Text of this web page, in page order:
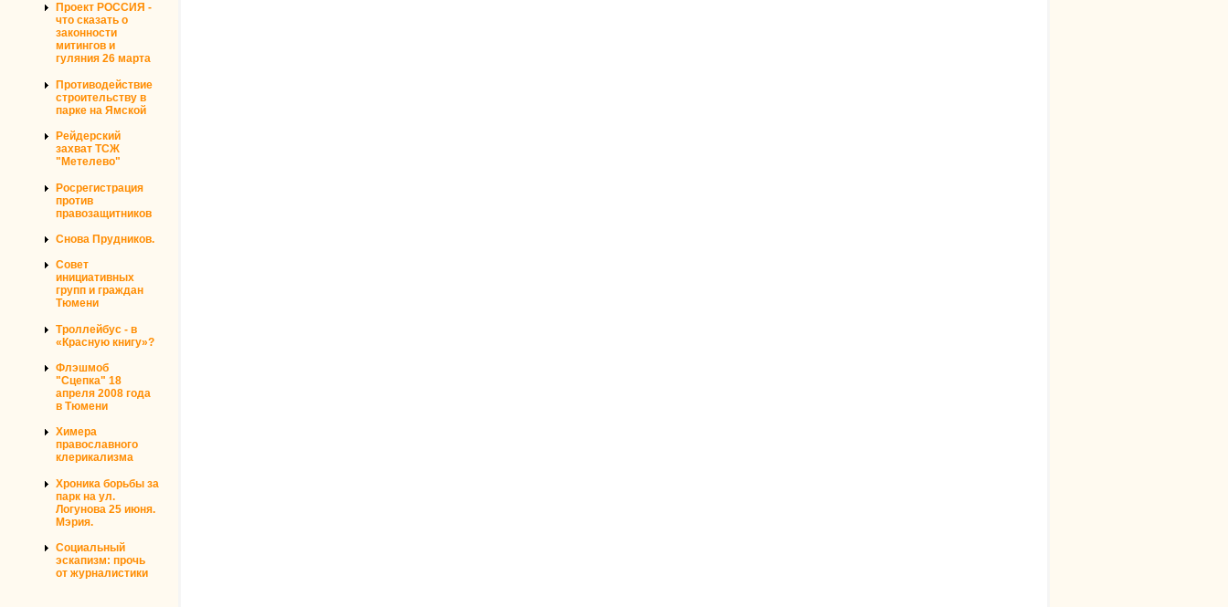
Проект РОССИЯ -
что сказать о
законности
митингов и
гуляния 26 марта
Противодействие
строительству в
парке на Ямской
Рейдерский
захват ТСЖ
"Метелево"
Росрегистрация
против
правозащитников
Снова Прудников.
Совет
инициативных
групп и граждан
Тюмени
Троллейбус - в
«Красную книгу»?
Флэшмоб
"Сцепка" 18
апреля 2008 года
в Тюмени
Химера
православного
клерикализма
Хроника борьбы за
парк на ул.
Логунова 25 июня.
Мэрия.
Социальный
эскапизм: прочь
от журналистики